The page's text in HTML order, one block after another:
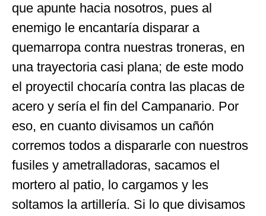
que apunte hacia nosotros, pues al
enemigo le encantaría disparar a
quemarropa contra nuestras troneras, en
una trayectoria casi plana; de este modo
el proyectil chocaría contra las placas de
acero y sería el fin del Campanario. Por
eso, en cuanto divisamos un cañón
corremos todos a dispararle con nuestros
fusiles y ametralladoras, sacamos el
mortero al patio, lo cargamos y les
soltamos la artillería. Si lo que divisamos